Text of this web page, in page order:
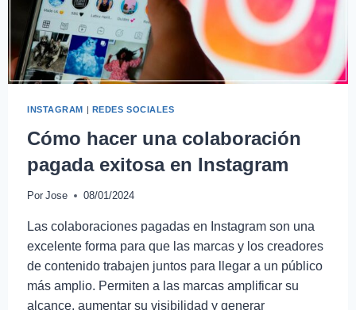
INSTAGRAM | REDES SOCIALES
Cómo hacer una colaboración
pagada exitosa en Instagram
Por Jose 08/01/2024
Las colaboraciones pagadas en Instagram son una
excelente forma para que las marcas y los creadores
de contenido trabajen juntos para llegar a un público
más amplio. Permiten a las marcas amplificar su
alcance, aumentar su visibilidad y generar